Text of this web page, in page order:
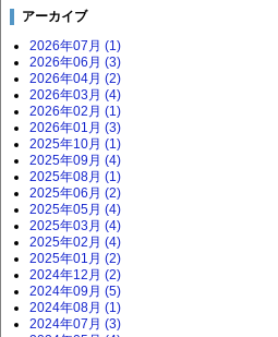
アーカイブ
2026年07月 (1)
2026年06月 (3)
2026年04月 (2)
2026年03月 (4)
2026年02月 (1)
2026年01月 (3)
2025年10月 (1)
2025年09月 (4)
2025年08月 (1)
2025年06月 (2)
2025年05月 (4)
2025年03月 (4)
2025年02月 (4)
2025年01月 (2)
2024年12月 (2)
2024年09月 (5)
2024年08月 (1)
2024年07月 (3)